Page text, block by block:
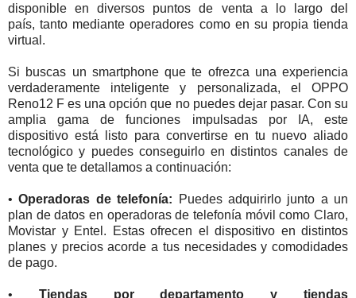
disponible en diversos puntos de venta a lo largo del
país, tanto mediante operadores como en su propia tienda
virtual.
Si buscas un smartphone que te ofrezca una experiencia
verdaderamente inteligente y personalizada, el OPPO
Reno12 F es una opción que no puedes dejar pasar. Con su
amplia gama de funciones impulsadas por IA, este
dispositivo está listo para convertirse en tu nuevo aliado
tecnológico y puedes conseguirlo en distintos canales de
venta que te detallamos a continuación:
•Operadoras de telefonía: Puedes adquirirlo junto a un
plan de datos en operadoras de telefonía móvil como Claro,
Movistar y Entel. Estas ofrecen el dispositivo en distintos
planes y precios acorde a tus necesidades y comodidades
de pago.
• Tiendas por departamento y tiendas